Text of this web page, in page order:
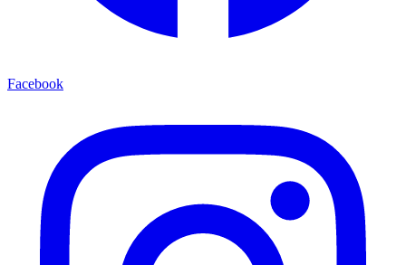
Facebook